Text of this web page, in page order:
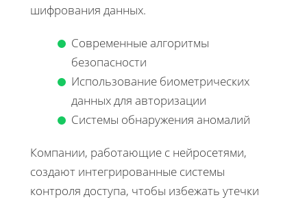
шифрования данных.
Современные алгоритмы
безопасности
Использование биометрических
данных для авторизации
Системы обнаружения аномалий
Компании, работающие с нейросетями,
создают интегрированные системы
контроля доступа, чтобы избежать утечки